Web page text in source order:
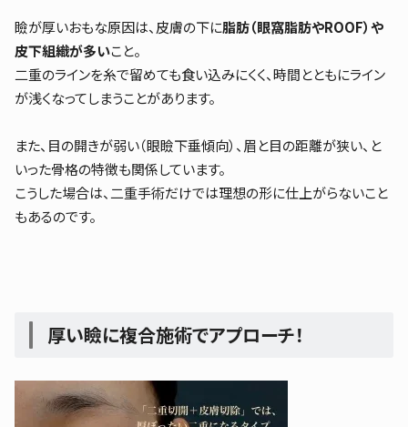
瞼が厚いおもな原因は、皮膚の下に脂肪（眼窩脂肪やROOF）や
皮下組織が多いこと。
二重のラインを糸で留めても食い込みにくく、時間とともにライン
が浅くなってしまうことがあります。
また、目の開きが弱い（眼瞼下垂傾向）、眉と目の距離が狭い、と
いった骨格の特徴も関係しています。
こうした場合は、二重手術だけでは理想の形に仕上がらないこと
もあるのです。
厚い瞼に複合施術でアプローチ！